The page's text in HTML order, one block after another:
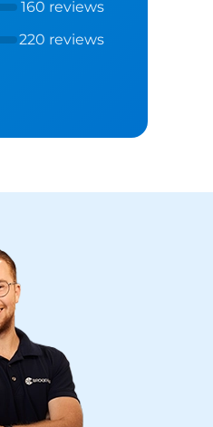
160 reviews
220 reviews